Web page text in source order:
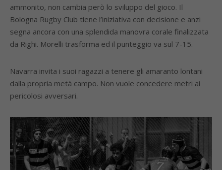
ammonito, non cambia però lo sviluppo del gioco. Il
Bologna Rugby Club tiene l’iniziativa con decisione e anzi
segna ancora con una splendida manovra corale finalizzata
da Righi. Morelli trasforma ed il punteggio va sul 7-15.
Navarra invita i suoi ragazzi a tenere gli amaranto lontani
dalla propria metà campo. Non vuole concedere metri ai
pericolosi avversari.